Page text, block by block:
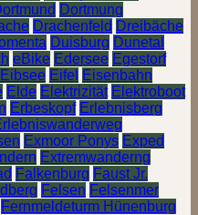
Dortmung
Drachenfeld Dreibäche
Duisburg Dunetal
eBike Edersee Egestorf
Eibsee Eifel Eisenbahn
Elde Elektrizität Elektroboot
Erbeskopf Erlebnisberg
Exmoor Ponys Exped
Extremwanderng
Falkenburg Faust Jr.
Felsen Felsenmer
Fernmeldeturm Hünenburg